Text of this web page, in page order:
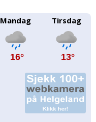
Mandag
16°
Tirsdag
13°